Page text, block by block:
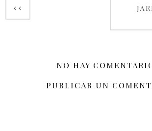
NO HAY
PUBLICAR UN